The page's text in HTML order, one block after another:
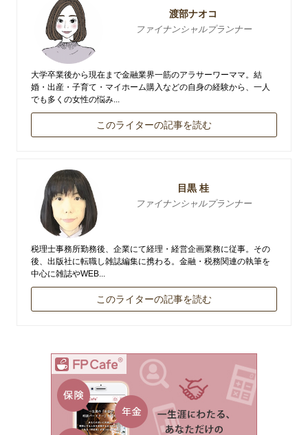
渡部ナオコ
ファイナンシャルプランナー
大学卒業後から現在まで金融業界一筋のアラサーワーママ。結
婚・出産・子育て・マイホーム購入などの自身の経験から、一人
でも多くの女性の悩み...
このライターの記事を読む
目黒 桂
ファイナンシャルプランナー
税理士事務所勤務後、企業にて経理・経営企画業務に従事。その
後、出版社に転職し雑誌編集に携わる。金融・税務関連の執筆を
中心に雑誌やWEB...
このライターの記事を読む